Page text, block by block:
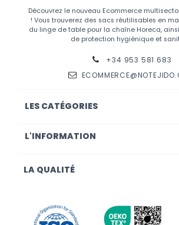
Découvrez le nouveau Ecommerce
! Vous trouverez des sacs réutilisables en
du linge de table pour la chaîne Horeca,
de protection hygiénique et
+34 953 581 683
LES CATÉGORIES
L'INFORMATION
LA QUALITÉ